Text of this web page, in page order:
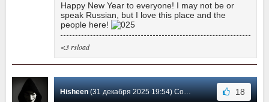
Happy New Year to everyone! I may not be or
speak Russian, but I love this place and the
people here!
<3 rsload
Hisheen(31 декабря 2025 19:54) Сообщение #41 18